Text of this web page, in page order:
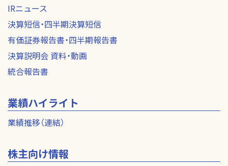
IRニュース
決算短信・四半期決算短信
有価証券報告書・四半期報告書
決算説明会 資料・動画
統合報告書
業績ハイライト
業績推移（連結）
株主向け情報